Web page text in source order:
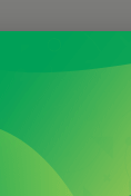
Premium koření